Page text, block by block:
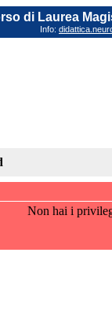
di Laurea
Info:
Non hai i